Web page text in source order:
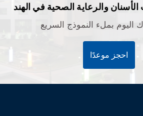
والرعاية الصحية في الهند
احجز موعدًا